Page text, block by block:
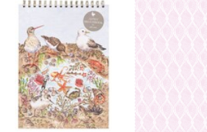
A4 formaat 48 blanco bladzijden
( 200 grams) The ideal gift
for a budding artist,...